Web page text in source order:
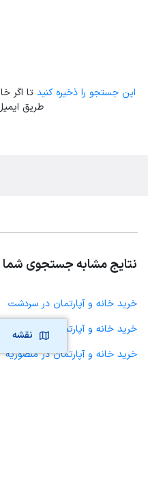
نقشه
این جستجو را ذخیره کنید تا اگر
طریق
نتایج مشابه جستجوی شما
خرید خانه و آپارتمان در سردشت
خرید خانه و آپارتمان در بهبهان
خرید خانه و آپارتمان در منصوریه